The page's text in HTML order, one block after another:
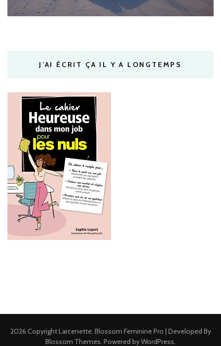
J’AI ÉCRIT ÇA IL Y A LONGTEMPS
2026 CopyrightLarcenette. Blossom Feminine Pro | Developed By
Blossom Themes. Powered byWordPress.